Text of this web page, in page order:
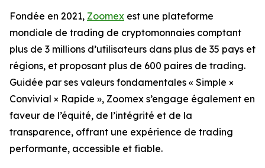
Fondée en 2021, Zoomex est une plateforme
mondiale de trading de cryptomonnaies comptant
plus de 3 millions d’utilisateurs dans plus de 35 pays et
régions, et proposant plus de 600 paires de trading.
Guidée par ses valeurs fondamentales « Simple ×
Convivial × Rapide », Zoomex s’engage également en
faveur de l’équité, de l’intégrité et de la
transparence, offrant une expérience de trading
performante, accessible et fiable.